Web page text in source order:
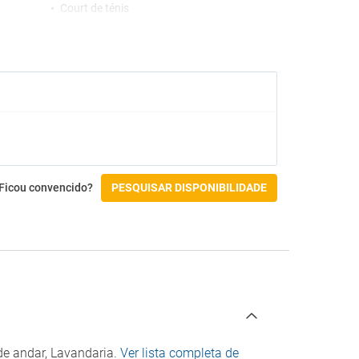
Court de ténis
Ficou convencido? PESQUISAR DISPONIBILIDADE
andar, Lavandaria. Ver lista completa de